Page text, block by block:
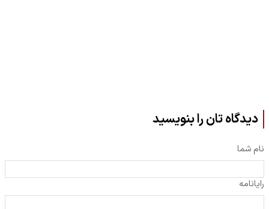
دیدگاه تان را بنویسید
نام شما
رایانامه